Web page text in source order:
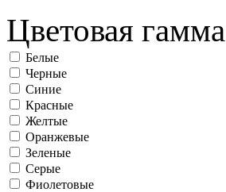
Цветовая гамма
Белые
Черные
Синие
Красные
Желтые
Оранжевые
Зеленые
Серые
Фиолетовые